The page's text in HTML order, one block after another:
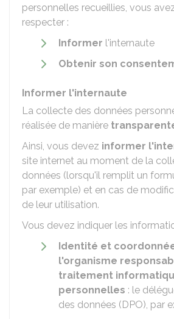
personnelles recueillies, vous
respecter :
Informer l'internaute
Obtenir son
Informer l'internaute
La collecte des données
réalisée de manière
Ainsi, vous devez informer
site internet au moment de la
données (lorsqu'il remplit un
par exemple) et en cas de
de leur utilisation.
Vous devez indiquer les
Identité et
l'organisme
traitement
personnelles : le
des données (DPO), par